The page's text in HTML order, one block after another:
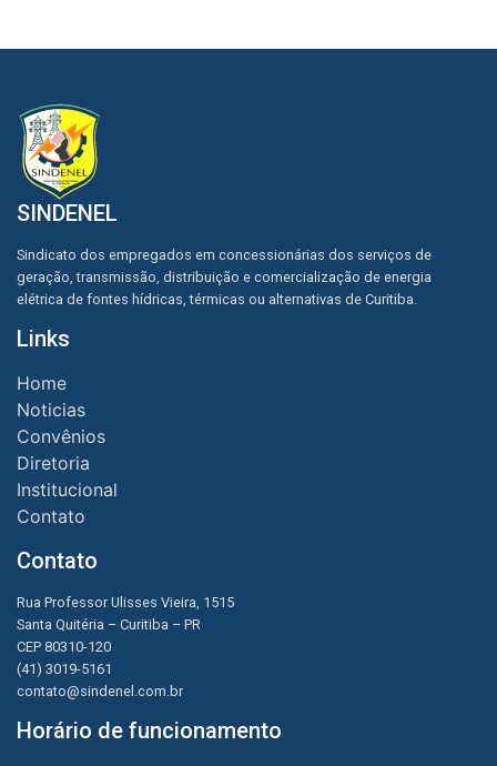
SINDENEL
Sindicato dos empregados em concessionárias dos serviços de
geração, transmissão, distribuição e comercialização de energia
elétrica de fontes hídricas, térmicas ou alternativas de Curitiba.
Links
Home
Noticias
Convênios
Diretoria
Institucional
Contato
Contato
Rua Professor Ulisses Vieira, 1515
Santa Quitéria – Curitiba – PR
CEP 80310-120
(41) 3019-5161
contato@sindenel.com.br
Horário de funcionamento